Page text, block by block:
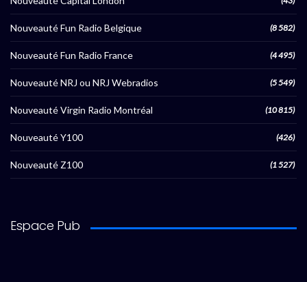
Nouveauté Fun Radio Belgique (8 582)
Nouveauté Fun Radio France (4 495)
Nouveauté NRJ ou NRJ Webradios (5 549)
Nouveauté Virgin Radio Montréal (10 815)
Nouveauté Y100 (426)
Nouveauté Z100 (1 527)
Espace Pub